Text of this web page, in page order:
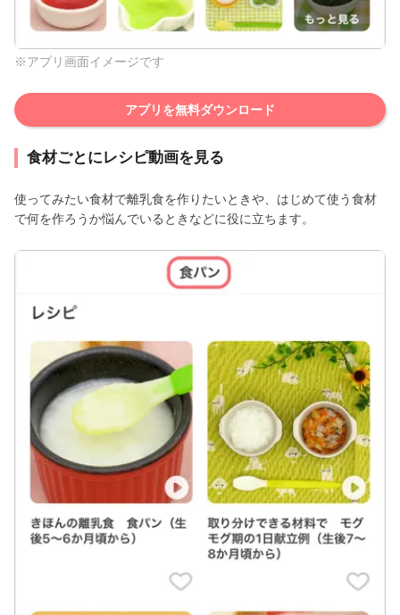
※アプリ画面イメージです
アプリを無料ダウンロード
食材ごとにレシピ動画を見る
使ってみたい食材で離乳食を作りたいときや、はじめて使う食材
で何を作ろうか悩んでいるときなどに役に立ちます。